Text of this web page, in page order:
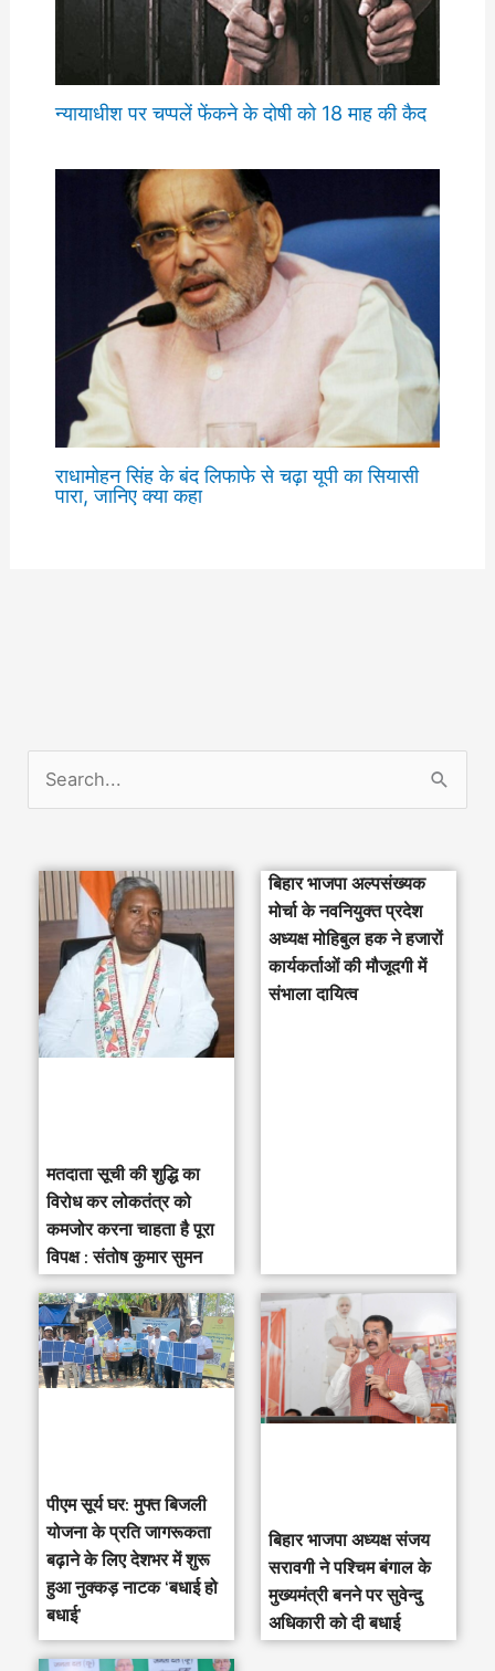
न्यायाधीश पर चप्पलें फेंकने के दोषी को 18 माह की कैद
राधामोहन सिंह के बंद लिफाफे से चढ़ा यूपी का सियासी
पारा, जानिए क्या कहा
मतदाता सूची की शुद्धि का
विरोध कर लोकतंत्र को
कमजोर करना चाहता है पूरा
विपक्ष : संतोष कुमार सुमन
बिहार भाजपा अल्पसंख्यक
मोर्चा के नवनियुक्त प्रदेश
अध्यक्ष मोहिबुल हक ने हजारों
कार्यकर्ताओं की मौजूदगी में
संभाला दायित्व
पीएम सूर्य घर: मुफ्त बिजली
योजना के प्रति जागरूकता
बढ़ाने के लिए देशभर में शुरू
हुआ नुक्कड़ नाटक ‘बधाई हो
बधाई’
‎बिहार भाजपा अध्यक्ष संजय
सरावगी ने पश्चिम बंगाल के
मुख्यमंत्री बनने पर सुवेन्दु
अधिकारी को दी बधाई